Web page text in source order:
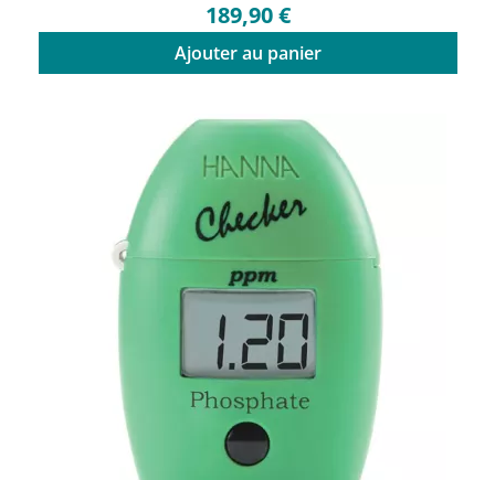
189,90 €
Ajouter au panier